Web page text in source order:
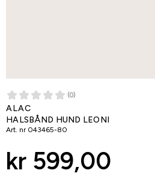
(0)
ALAC
HALSBÅND HUND LEONI
Art. nr 043465-80
kr 599,00